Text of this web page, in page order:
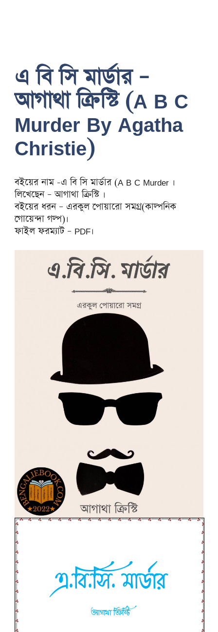
এ বি সি মার্ডার –
আগাথা ক্রিস্টি (A B C
Murder By Agatha
Christie)
বইয়ের নাম -এ বি সি মার্ডার (A B C Murder ।
লিখেছেন – আগাথা ক্রিস্টি ।
বইয়ের ধরন – এরকুল পোয়ারো সমগ্র(কাল্পনিক
গোয়েন্দা গল্প)।
ফাইল ফরম্যাট – PDF।